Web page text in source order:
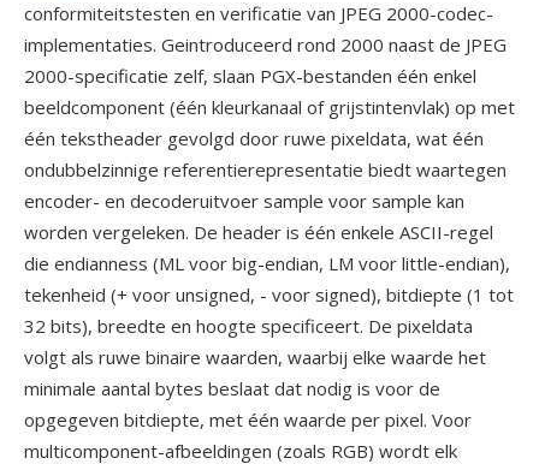
conformiteitstesten en verificatie van JPEG 2000-codec-
implementaties. Geintroduceerd rond 2000 naast de JPEG
2000-specificatie zelf, slaan PGX-bestanden één enkel
beeldcomponent (één kleurkanaal of grijstintenvlak) op met
één tekstheader gevolgd door ruwe pixeldata, wat één
ondubbelzinnige referentierepresentatie biedt waartegen
encoder- en decoderuitvoer sample voor sample kan
worden vergeleken. De header is één enkele ASCII-regel
die endianness (ML voor big-endian, LM voor little-endian),
tekenheid (+ voor unsigned, - voor signed), bitdiepte (1 tot
32 bits), breedte en hoogte specificeert. De pixeldata
volgt als ruwe binaire waarden, waarbij elke waarde het
minimale aantal bytes beslaat dat nodig is voor de
opgegeven bitdiepte, met één waarde per pixel. Voor
multicomponent-afbeeldingen (zoals RGB) wordt elk